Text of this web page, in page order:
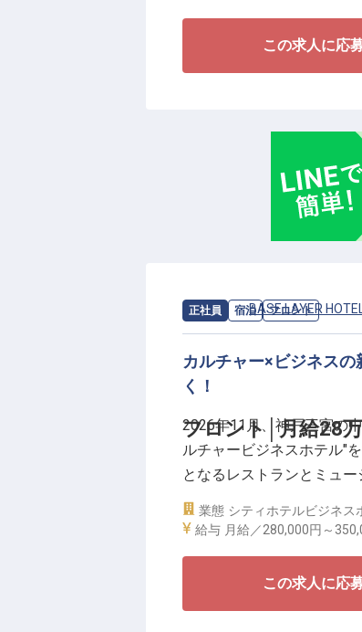
■宿泊業界でのマネジメ
■採用・育成・組織づくり
宿泊だけに閉じない、ブ
ら、マネージャーとして全
ら前に進められる方を歓
円まで支給、社員紹介手当
この求人に応
正社員 宿泊 フロント
フロント│月給28
求人情報：BASE LAYER
カルチャー×ビジネス
く！
2026年11月、神戸三宮の
ルチャービジネスホテル"
となるレストランとミュ
いポジション。チェック
を伝える会話や案内を通じ
業態 シティホテルビジネス
給与 月給／280,000円～
この求人に応